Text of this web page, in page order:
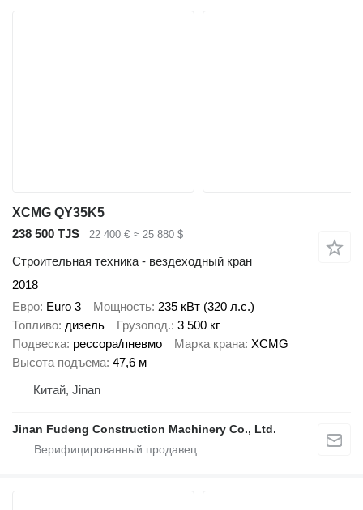
XCMG QY35K5
238 500 TJS
22 400 € ≈ 25 880 $
Строительная техника - вездеходный кран
2018
Евро Euro 3 Мощность 235 кВт (320 л.с.)
Топливо дизель Грузопод. 3 500 кг
Подвеска рессора/пневмо Марка крана XCMG
Высота подъема 47,6 м
Китай, Jinan
Jinan Fudeng Construction Machinery Co., Ltd.